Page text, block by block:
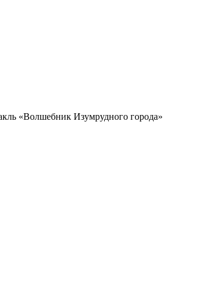
«Волшебник Изумрудного города»